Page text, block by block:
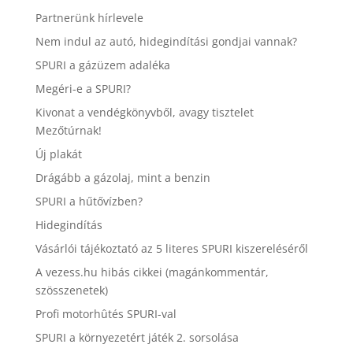
Partnerünk hírlevele
Nem indul az autó, hidegindítási gondjai vannak?
SPURI a gázüzem adaléka
Megéri-e a SPURI?
Kivonat a vendégkönyvből, avagy tisztelet
Mezőtúrnak!
Új plakát
Drágább a gázolaj, mint a benzin
SPURI a hűtővízben?
Hidegindítás
Vásárlói tájékoztató az 5 literes SPURI kiszereléséről
A vezess.hu hibás cikkei (magánkommentár,
szösszenetek)
Profi motorhûtés SPURI-val
SPURI a környezetért játék 2. sorsolása